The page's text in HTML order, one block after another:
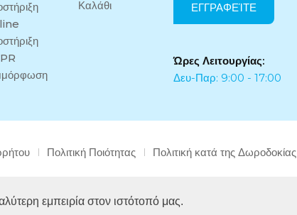
εμπειρία στον ιστότοπό μας.
Καλάθι
Ώρες Λειτουργίας:
Δευ-Παρ: 9:00 - 17:00
Πολιτική Ποιότητας Πολιτική κατά της Δωροδοκίας